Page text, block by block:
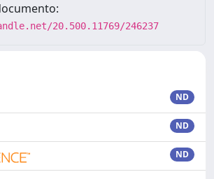
20.500.11769/246237
ND
ND
ND